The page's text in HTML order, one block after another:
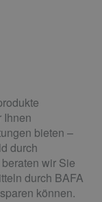
Ihnen
bieten –
durch
wir Sie
durch BAFA
können.